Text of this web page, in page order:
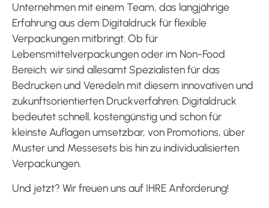
Unternehmen mit einem Team, das langjährige
Erfahrung aus dem Digitaldruck für flexible
Verpackungen mitbringt. Ob für
Lebensmittelverpackungen oder im Non-Food
Bereich: wir sind allesamt Spezialisten für das
Bedrucken und Veredeln mit diesem innovativen und
zukunftsorientierten Druckverfahren. Digitaldruck
bedeutet schnell, kostengünstig und schon für
kleinste Auflagen umsetzbar, von Promotions, über
Muster und Messesets bis hin zu individualisierten
Verpackungen.
Und jetzt? Wir freuen uns auf IHRE Anforderung!